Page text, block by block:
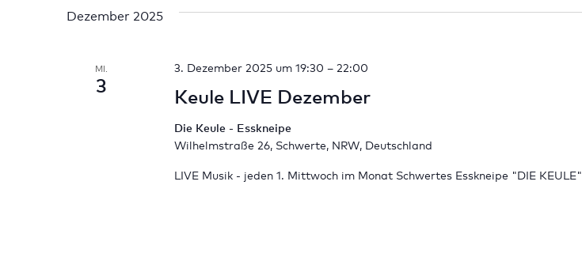
Schlüsselwort.
Dezember 2025
MI.
3 Keule LIVE Dezember
3. Dezember 2025 um 19:30 – 22:00
Die Keule - Esskneipe
Wilhelmstraße 26, Schwerte, NRW, Deutschland
LIVE Musik - jeden 1. Mittwoch im Monat Schwertes Esskneipe "DIE KEULE"